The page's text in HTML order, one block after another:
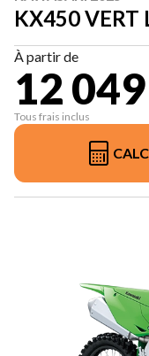
KX450 VERT
À partir de
12
Tous frais inclus